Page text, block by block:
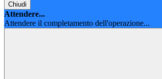
Chiudi
Attendere...
Attendere il completamento dell'operazione...